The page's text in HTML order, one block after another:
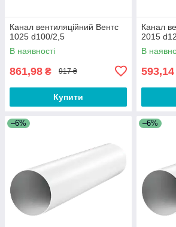
Канал вентиляційний Вентс
1025 d100/2,5
В наявності
861,98 ₴ 917 ₴
Купити
Канал
2015
В
593,14
–6% –6%